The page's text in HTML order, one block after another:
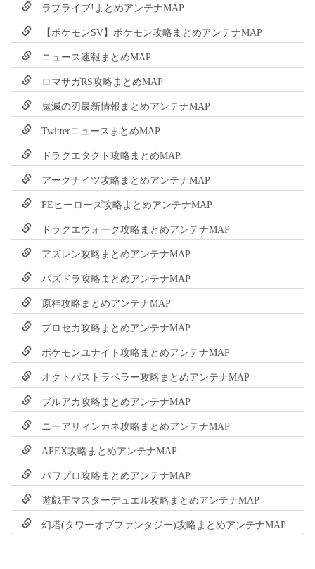
ラブライブ!まとめアンテナMAP
【ポケモンSV】ポケモン攻略まとめアンテナMAP
ニュース速報まとめMAP
ロマサガRS攻略まとめMAP
鬼滅の刃最新情報まとめアンテナMAP
TwitterニュースまとめMAP
ドラクエタクト攻略まとめMAP
アークナイツ攻略まとめアンテナMAP
FEヒーローズ攻略まとめアンテナMAP
ドラクエウォーク攻略まとめアンテナMAP
アズレン攻略まとめアンテナMAP
パズドラ攻略まとめアンテナMAP
原神攻略まとめアンテナMAP
プロセカ攻略まとめアンテナMAP
ポケモンユナイト攻略まとめアンテナMAP
オクトパストラベラー攻略まとめアンテナMAP
ブルアカ攻略まとめアンテナMAP
ニーアリィンカネ攻略まとめアンテナMAP
APEX攻略まとめアンテナMAP
パワプロ攻略まとめアンテナMAP
遊戯王マスターデュエル攻略まとめアンテナMAP
幻塔(タワーオブファンタジー)攻略まとめアンテナMAP